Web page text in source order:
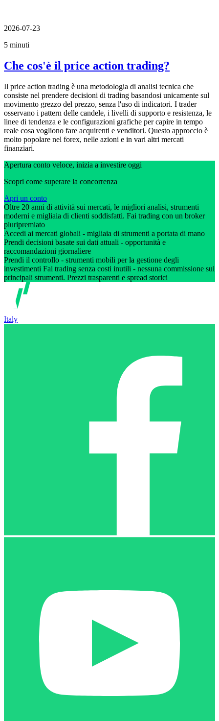
2026-07-23
5 minuti
Che cos'è il price action trading?
Il price action trading è una metodologia di analisi tecnica che
consiste nel prendere decisioni di trading basandosi unicamente sul
movimento grezzo del prezzo, senza l'uso di indicatori. I trader
osservano i pattern delle candele, i livelli di supporto e resistenza, le
linee di tendenza e le configurazioni grafiche per capire in tempo
reale cosa vogliono fare acquirenti e venditori. Questo approccio è
molto popolare nel forex, nelle azioni e in vari altri mercati
finanziari.
Apertura conto veloce, inizia a investire oggi
Scopri come superare la concorrenza
Apri un conto
Oltre 20 anni di attività sui mercati, le migliori analisi, strumenti
moderni e migliaia di clienti soddisfatti. Fai trading con un broker
pluripremiato
Accedi ai mercati globali - migliaia di strumenti a portata di mano
Prendi decisioni basate sui dati attuali - opportunità e
raccomandazioni giornaliere
Prendi il controllo - strumenti mobili per la gestione degli
investimenti Fai trading senza costi inutili - nessuna commissione sui
principali strumenti. Prezzi trasparenti e spread storici
Italy